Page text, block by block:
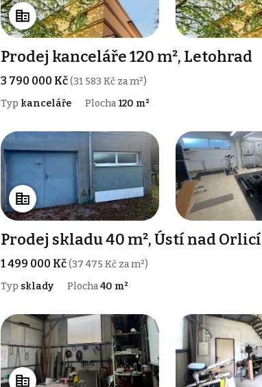
Prodej kanceláře 120 m², Letohrad
3 790 000 Kč(31 583 Kč za m²)
Typ kanceláře Plocha120 m²
Prodej skladu 40 m², Ústí nad Orlicí
1 499 000 Kč(37 475 Kč za m²)
Typ sklady Plocha40 m²